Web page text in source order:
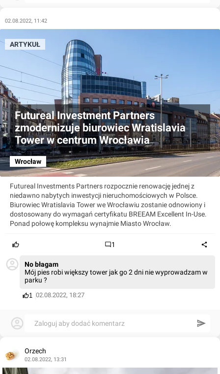
02.08.2022, 11:42
Futureal Investment Partners
zmodernizuje biurowiec Wratislavia
Tower w centrum Wrocławia
Wrocław
ARTYKUŁ
Futureal Investments Partners rozpocznie renowację jednej z
niedawno nabytych inwestycji nieruchomościowych w Polsce.
Biurowiec Wratislavia Tower we Wrocławiu zostanie odnowiony i
dostosowany do wymagań certyfikatu BREEAM Excellent In-Use.
Ponad połowę kompleksu wynajmie Miasto Wrocław.
1
No błagam
Mój pies robi większy tower jak go 2 dni nie wyprowadzam w
parku ?
1 02.08.2022, 18:27
Zaloguj aby dodać komentarz
Orzech
02.08.2022, 13:31